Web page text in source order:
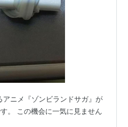
ニメ『ゾンビランドサガ』が
。 この機会に一気に見ません